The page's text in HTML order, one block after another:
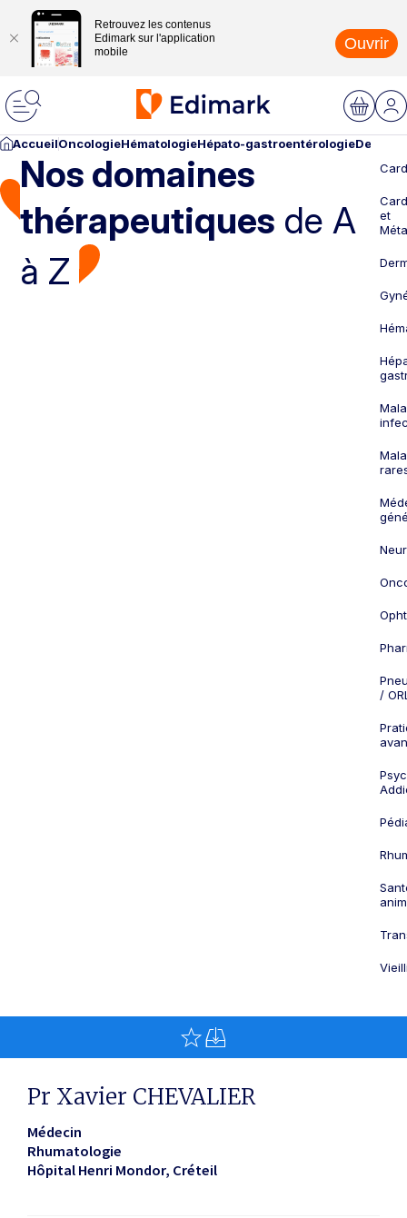
Retrouvez les contenus
Edimark sur l'application
mobile
Ouvrir
AccueilOncologieHématologieHépato-gastroentérologie
Nos domaines
thérapeutiques de A
à Z
et
/
Pr Xavier CHEVALIER
Médecin
Rhumatologie
Hôpital Henri Mondor Créteil